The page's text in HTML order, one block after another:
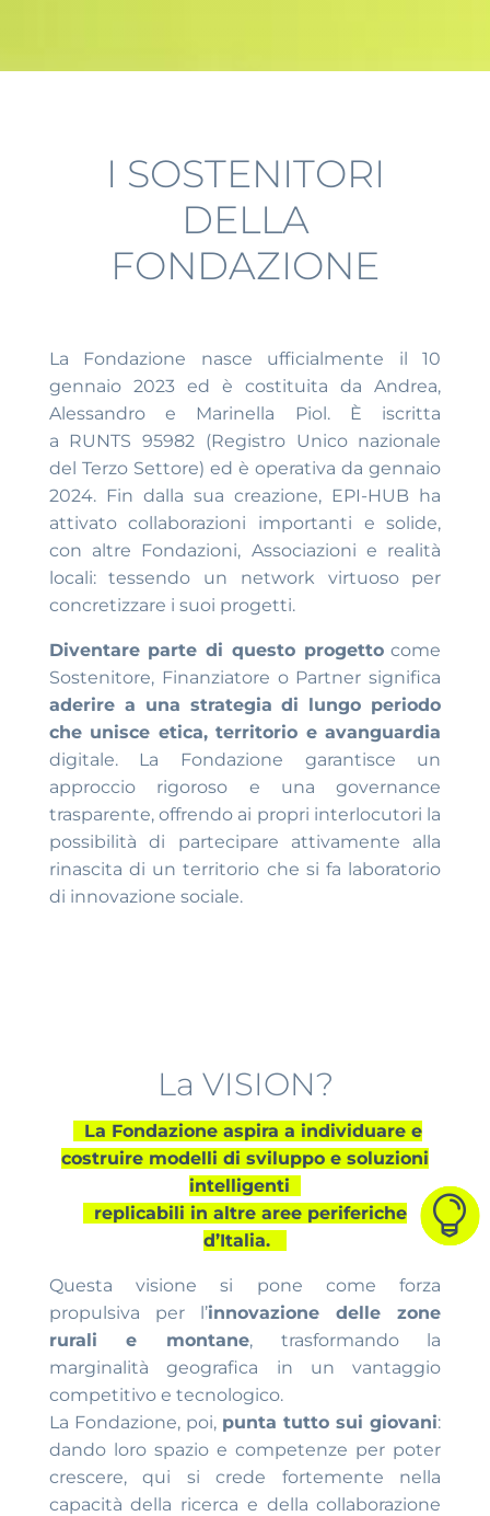



I SOSTENITORI
DELLA
FONDAZIONE
La Fondazione nasce ufficialmente il 10
gennaio 2023 ed è costituita da Andrea,
Alessandro e Marinella Piol. È iscritta
a RUNTS 95982 (Registro Unico nazionale
del Terzo Settore) ed è operativa da gennaio
2024. Fin dalla sua creazione, EPI-HUB ha
attivato collaborazioni importanti e solide,
con altre Fondazioni, Associazioni e realità
locali: tessendo un network virtuoso per
concretizzare i suoi progetti.
Diventare parte di questo progettocome
Sostenitore, Finanziatore o Partner significa
aderire a una strategia di lungo periodo
che unisce etica, territorio e avanguardia
digitale. La Fondazione garantisce un
approccio rigoroso e una governance
trasparente, offrendo ai propri interlocutori la
possibilità di partecipare attivamente alla
rinascita di un territorio che si fa laboratorio
di innovazione sociale.
La VISION?
La Fondazione aspira a individuare e
costruire modelli di sviluppo e soluzioni
intelligenti
replicabili in altre aree periferiche
d’Italia.
Questa visione si pone come forza
propulsiva per l’innovazione delle zone
rurali e montane, trasformando la
marginalità geografica in un vantaggio
competitivo e tecnologico.
La Fondazione, poi, punta tutto sui giovani:
dando loro spazio e competenze per poter
crescere, qui si crede fortemente nella
capacità della ricerca e della collaborazione